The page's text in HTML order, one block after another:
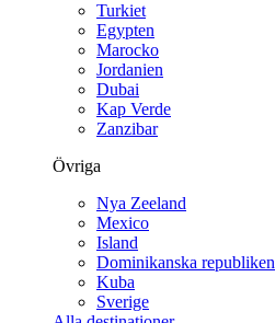
Turkiet
Egypten
Marocko
Jordanien
Dubai
Kap Verde
Zanzibar
Övriga
Nya Zeeland
Mexico
Island
Dominikanska republiken
Kuba
Sverige